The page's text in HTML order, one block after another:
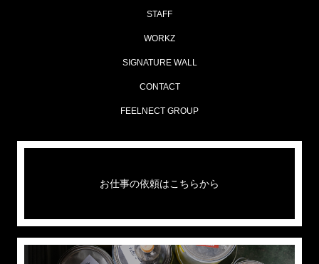
STAFF
WORKZ
SIGNATURE WALL
CONTACT
FEELNECT GROUP
お仕事の依頼はこちらから